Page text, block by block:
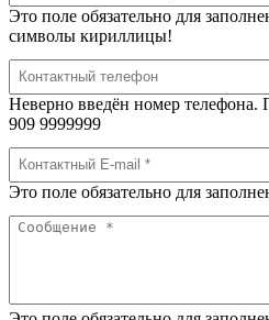
Это поле обязательно для
символы кириллицы!
Неверно введён номер
909 9999999
Это поле обязательно для